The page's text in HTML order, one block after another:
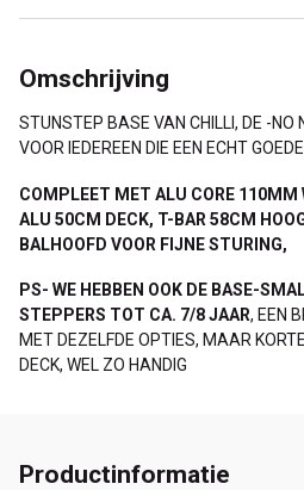
Omschrijving
STUNSTEP BASE VAN CHILLI, DE -NO
VOOR IEDEREEN DIE EEN ECHT
COMPLEET MET ALU CORE 110MM
ALU 50CM DECK, T-BAR 58CM
BALHOOFD VOOR FIJNE STURING,
PS- WE HEBBEN OOK DE BASE-
STEPPERS TOT CA. 7/8 JAAR, EEN
MET DEZELFDE OPTIES, MAAR
DECK, WEL ZO HANDIG
Productinformatie